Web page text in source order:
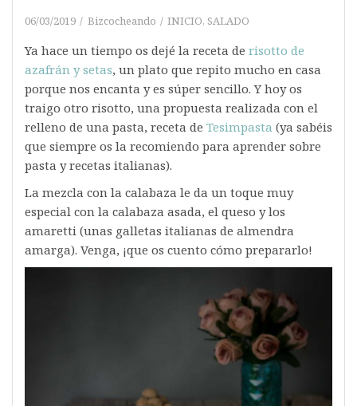
06/03/2019 Bizcocheando INICIO, SALADO
Ya hace un tiempo os dejé la receta de risotto de
azafrán y setas, un plato que repito mucho en casa
porque nos encanta y es súper sencillo. Y hoy os
traigo otro risotto, una propuesta realizada con el
relleno de una pasta, receta de Tesimpasta (ya sabéis
que siempre os la recomiendo para aprender sobre
pasta y recetas italianas).
La mezcla con la calabaza le da un toque muy
especial con la calabaza asada, el queso y los
amaretti (unas galletas italianas de almendra
amarga). Venga, ¡que os cuento cómo prepararlo!